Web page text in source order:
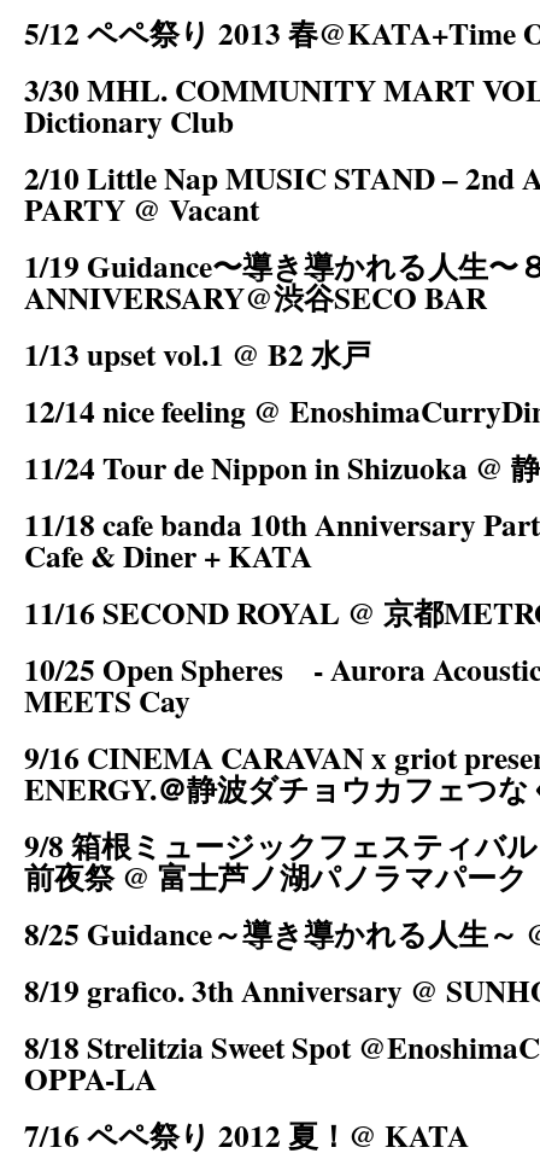
5/12 ペペ祭り 2013 春@KATA+Time
3/30 MHL. COMMUNITY MART
Dictionary Club
2/10 Little Nap MUSIC STAND – 2nd
PARTY @ Vacant
1/19 Guidance〜導き導かれる人生〜
ANNIVERSARY@渋谷SECO BAR
1/13 upset vol.1 @ B2 水戸
12/14 nice feeling @
11/24 Tour de Nippon in Shizuoka @
11/18 cafe banda 10th Anniversary
Cafe & Diner + KATA
11/16 SECOND ROYAL @ 京都
10/25 Open Spheres - Aurora
MEETS Cay
9/16 CINEMA CARAVAN x griot
ENERGY.＠静波ダチョウカフェつな
9/8 箱根ミュージックフェスティバ
前夜祭 @ 富士芦ノ湖パノラマパーク
8/25 Guidance～導き導かれる人生～
8/19 grafico. 3th Anniversary @
8/18 Strelitzia Sweet Spot
OPPA-LA
7/16 ペペ祭り 2012 夏！@ KATA